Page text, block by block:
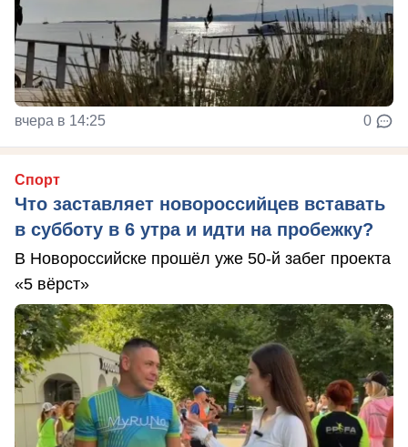
вчера в 14:25 0
Спорт
Что заставляет новороссийцев вставать
в субботу в 6 утра и идти на пробежку?
В Новороссийске прошёл уже 50-й забег проекта
«5 вёрст»